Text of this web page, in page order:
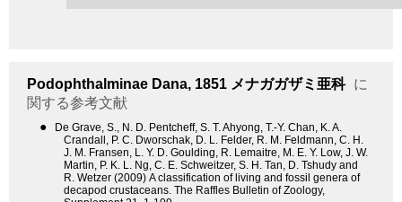
Podophthalminae Dana, 1851 メナガガザミ亜科 に
関する参考文献
●
De Grave, S., N. D. Pentcheff, S. T. Ahyong, T.-Y. Chan, K. A.
Crandall, P. C. Dworschak, D. L. Felder, R. M. Feldmann, C. H.
J. M. Fransen, L. Y. D. Goulding, R. Lemaitre, M. E. Y. Low, J. W.
Martin, P. K. L. Ng, C. E. Schweitzer, S. H. Tan, D. Tshudy and
R. Wetzer (2009) A classification of living and fossil genera of
decapod crustaceans. The Raffles Bulletin of Zoology,